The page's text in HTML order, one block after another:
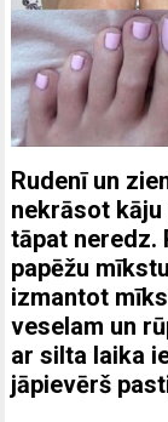
Rudenī un
nekrāsot
tāpat neredz.
papēžu
izmantot
veselam un
ar silta laika
jāpievērš